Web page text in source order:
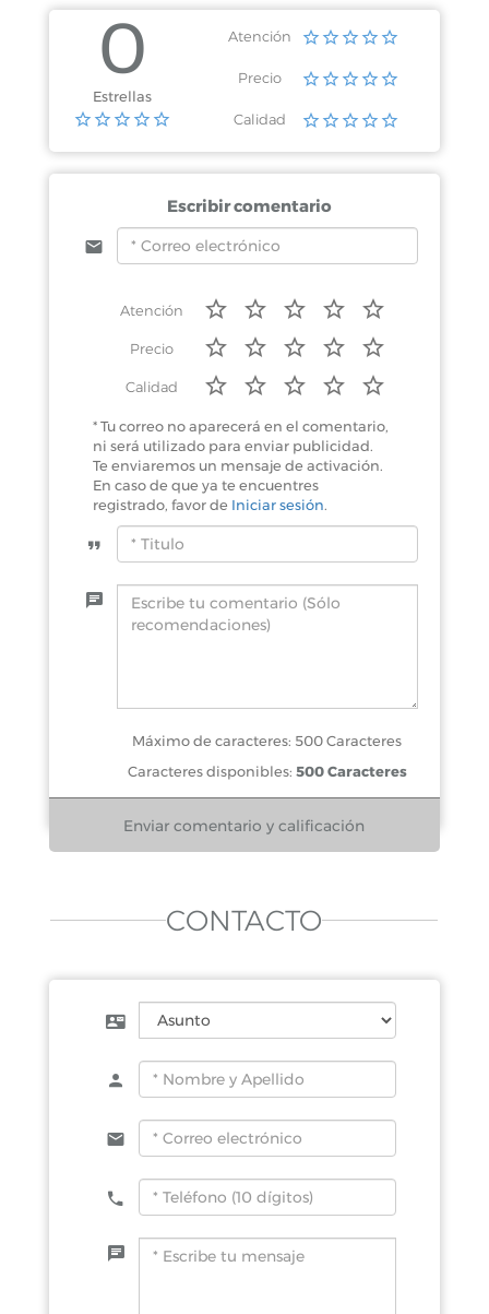
0
Estrellas
Atención
Precio
Calidad
Escribir comentario
Atención
Precio
Calidad
* Tu correo no aparecerá en el comentario,
ni será utilizado para enviar publicidad.
Te enviaremos un mensaje de activación.
En caso de que ya te encuentres
registrado, favor de Iniciar sesión.
Máximo de caracteres: 500 Caracteres
Caracteres disponibles: 500 Caracteres
CONTACTO